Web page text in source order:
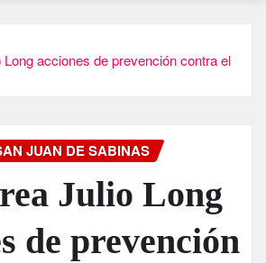
Long acciones de prevención contra el
JUAN DE SABINAS
Julio Long
de prevención